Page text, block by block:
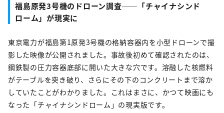
福島原発3号機のドローン調査──「チャイナシンド
ローム」が現実に
東京電力が福島第1原発3号機の格納容器内を小型ドローンで撮
影した映像が公開されました。事故後初めて確認されたのは、
鋼鉄製の圧力容器底部に開いた大きな穴です。溶融した核燃料
がテーブルを突き破り、さらにその下のコンクリートまで溶か
していたことがわかりました。これはまさに、かつて映画にも
なった「チャイナシンドローム」の現実版です。